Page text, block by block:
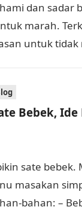
dan sadar
marah.
untuk tidak
Bebek,
sate bebek.
masakan
bahan: –